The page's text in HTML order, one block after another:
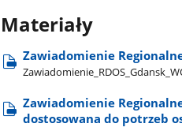
Materiały
Zawiadomienie
Zawiadomienie
dostosowana do potrzeb